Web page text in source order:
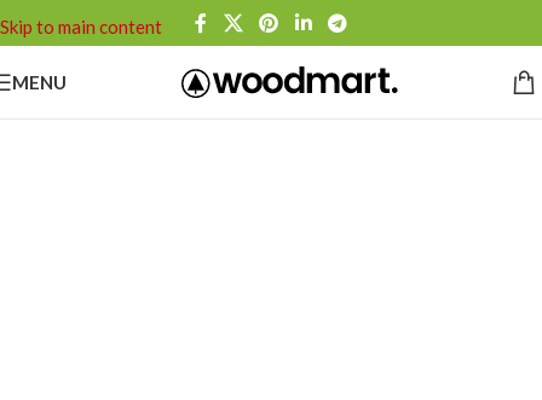
Skip to main content
MENU